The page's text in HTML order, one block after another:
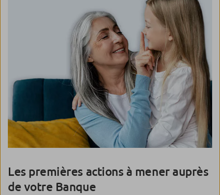
Les premières actions à mener auprès
de votre Banque